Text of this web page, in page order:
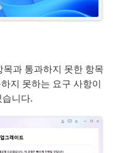
과 통과하지 못한 항목
지 못하는 요구 사항이
니다.